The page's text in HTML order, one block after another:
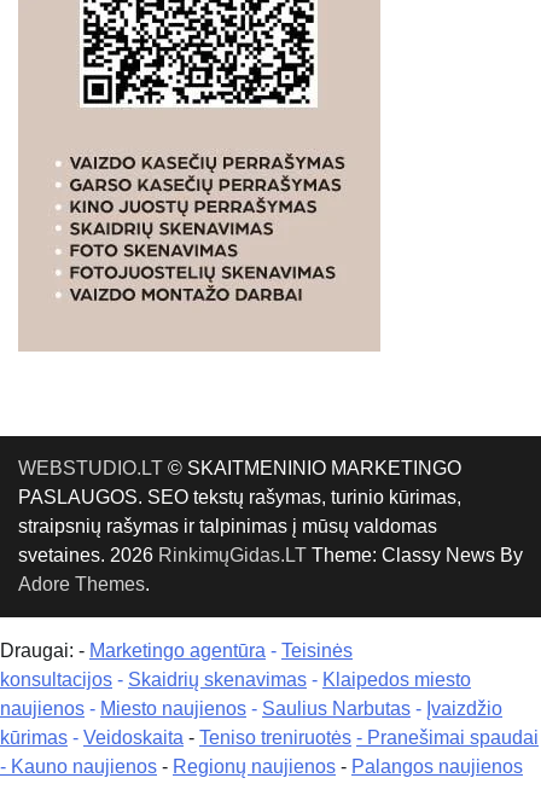
WEBSTUDIO.LT © SKAITMENINIO MARKETINGO
PASLAUGOS. SEO tekstų rašymas, turinio kūrimas,
straipsnių rašymas ir talpinimas į mūsų valdomas
svetaines. 2026 RinkimųGidas.LT Theme: Classy News By
Adore Themes.
Draugai: - Marketingo agentūra - Teisinės
konsultacijos - Skaidrių skenavimas - Klaipedos miesto
naujienos - Miesto naujienos - Saulius Narbutas - Įvaizdžio
kūrimas - Veidoskaita - Teniso treniruotės - Pranešimai spaudai
- Kauno naujienos - Regionų naujienos - Palangos naujienos